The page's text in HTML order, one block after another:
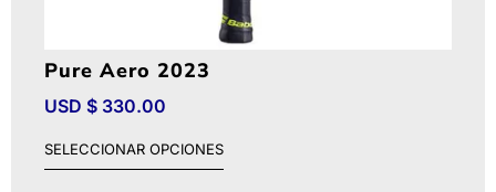
Pure Aero 2023
USD $ 330.00
SELECCIONAR OPCIONES